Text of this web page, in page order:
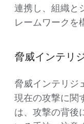
連携し、組織と
レームワークを
脅威インテリ
脅威インテリジ
現在の攻撃に関
は、攻撃の背後